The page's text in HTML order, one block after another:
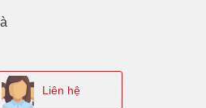
Liên hệ